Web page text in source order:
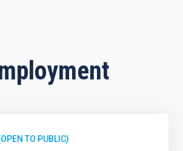
TO PUBLIC)